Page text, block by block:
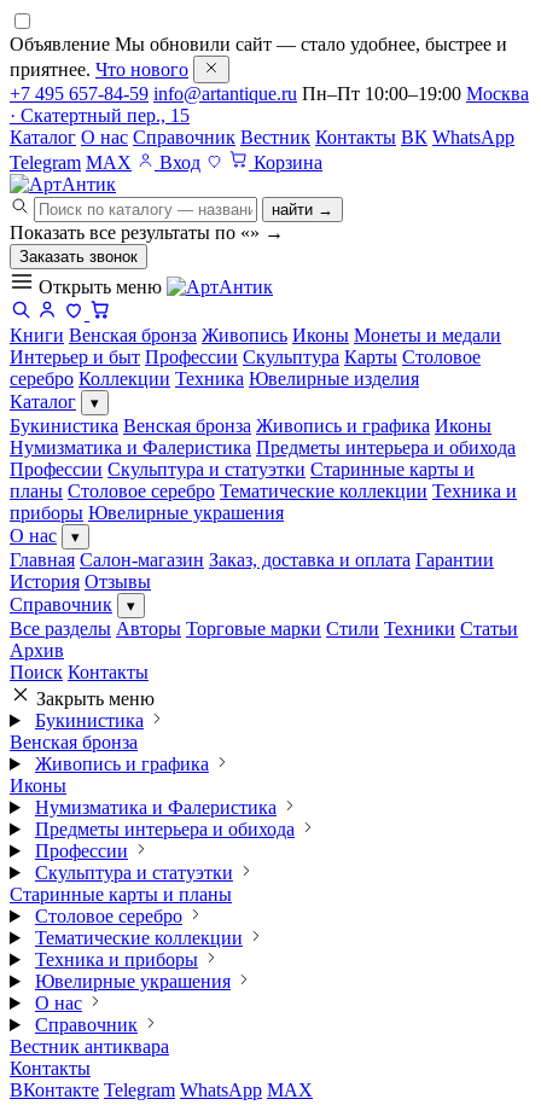
Объявление Мы обновили сайт — стало удобнее, быстрее и
приятнее. Что нового
+7 495 657-84-59 info@artantique.ru Пн–Пт 10:00–19:00 Москва
· Скатертный пер., 15
Каталог О нас Справочник Вестник Контакты ВК WhatsApp
Telegram MAX Вход Корзина
найти →
Показать все результаты по «» →
Заказать звонок
Открыть меню
Книги Венская бронза Живопись Иконы Монеты и медали
Интерьер и быт Профессии Скульптура Карты Столовое
серебро Коллекции Техника Ювелирные изделия
Каталог
▾
Букинистика Венская бронза Живопись и графика Иконы
Нумизматика и Фалеристика Предметы интерьера и обихода
Профессии Скульптура и статуэтки Старинные карты и
планы Столовое серебро Тематические коллекции Техника и
приборы Ювелирные украшения
О нас
▾
Главная Салон-магазин Заказ, доставка и оплата Гарантии
История Отзывы
Справочник
▾
Все разделы Авторы Торговые марки Стили Техники Статьи
Архив
Поиск Контакты
Закрыть меню
Букинистика
Венская бронза
Живопись и графика
Иконы
Нумизматика и Фалеристика
Предметы интерьера и обихода
Профессии
Скульптура и статуэтки
Старинные карты и планы
Столовое серебро
Тематические коллекции
Техника и приборы
Ювелирные украшения
О нас
Справочник
Вестник антиквара
Контакты
ВКонтакте Telegram WhatsApp MAX